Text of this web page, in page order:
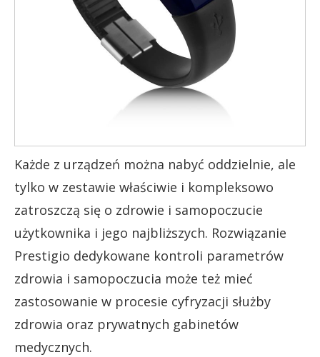
Każde z urządzeń można nabyć oddzielnie, ale
tylko w zestawie właściwie i kompleksowo
zatroszczą się o zdrowie i samopoczucie
użytkownika i jego najbliższych. Rozwiązanie
Prestigio dedykowane kontroli parametrów
zdrowia i samopoczucia może też mieć
zastosowanie w procesie cyfryzacji służby
zdrowia oraz prywatnych gabinetów
medycznych.